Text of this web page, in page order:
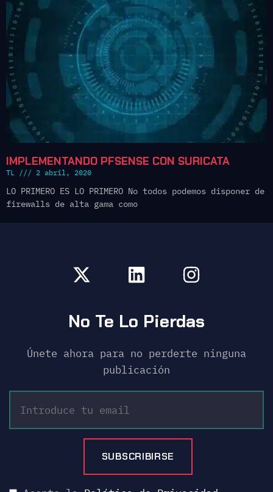
IMPLEMENTANDO PFSENSE CON SURICATA
TL 2 abril, 2020
LO PRIMERO ES LO PRIMERO No todos podemos disponer de
firewalls de alta gama como
No Te Lo Pierdas
Únete ahora para no perderte ninguna
publicación